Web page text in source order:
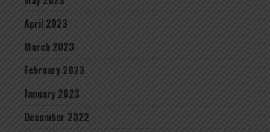
April 2023
March 2023
February 2023
January 2023
December 2022